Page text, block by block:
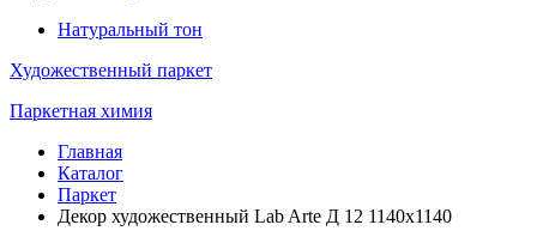
Натуральный тон
Художественный паркет
Паркетная химия
Главная
Каталог
Паркет
Декор художественный Lab Arte Д 12 1140х1140